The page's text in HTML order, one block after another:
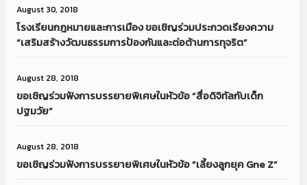
August 30, 2018
โรงเรียนกฎหมายและการเมือง ขอเชิญร่วมประกวดเรียงความ
“เสริมสร้างวัฒนธรรมการป้องกันและต่อต้านการทุจริต”
August 28, 2018
ขอเชิญร่วมฟังการบรรยายพิเศษในหัวข้อ “สื่อดิจิทัลกับเด็ก
ปฐมวัย”
August 28, 2018
ขอเชิญร่วมฟังการบรรยายพิเศษในหัวข้อ “เลี้ยงลูกยุค Gne Z”